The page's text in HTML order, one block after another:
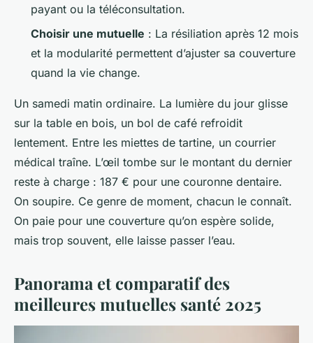
payant ou la téléconsultation.
Choisir une mutuelle : La résiliation après 12 mois
et la modularité permettent d’ajuster sa couverture
quand la vie change.
Un samedi matin ordinaire. La lumière du jour glisse
sur la table en bois, un bol de café refroidit
lentement. Entre les miettes de tartine, un courrier
médical traîne. L’œil tombe sur le montant du dernier
reste à charge : 187 € pour une couronne dentaire.
On soupire. Ce genre de moment, chacun le connaît.
On paie pour une couverture qu’on espère solide,
mais trop souvent, elle laisse passer l’eau.
Panorama et comparatif des
meilleures mutuelles santé 2025